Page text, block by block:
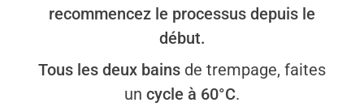
recommencez le processus depuis le
début.
Tous les deux bains de trempage, faites
un cycle à 60°C.